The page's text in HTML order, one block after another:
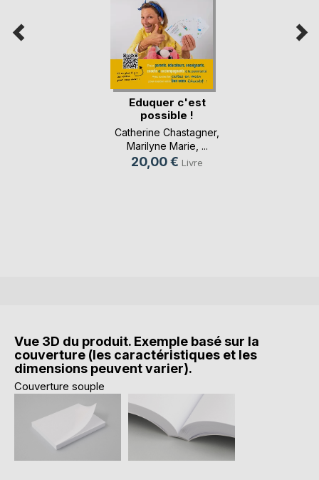
Eduquer c'est
possible !
Catherine Chastagner,
Marilyne Marie , ...
20,00 € Livre
Vue 3D du produit. Exemple basé sur la
couverture (les caractéristiques et les
dimensions peuvent varier).
Couverture souple